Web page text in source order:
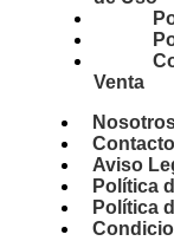
Venta
Contacto
Aviso
Política
Política